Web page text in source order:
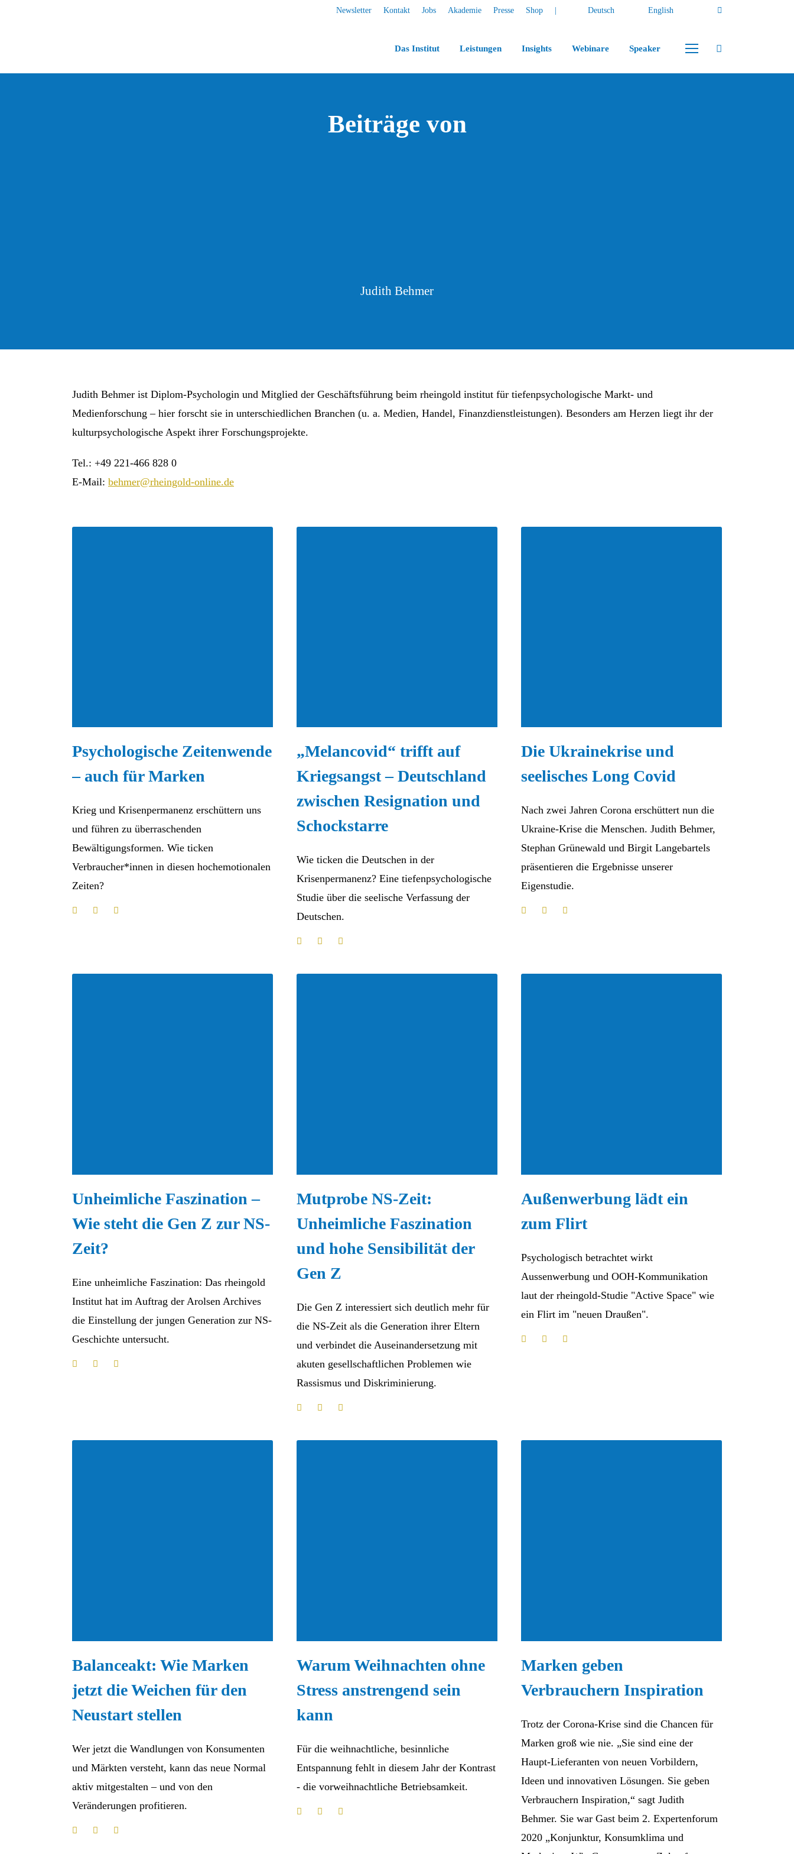
Newsletter Kontakt Jobs Akademie Presse Shop Deutsch English
Das Institut Leistungen Insights Webinare Speaker
Beiträge von
Judith Behmer
Judith Behmer ist Diplom-Psychologin und Mitglied der Geschäftsführung beim rheingold institut für tiefenpsychologische Markt- und
Medienforschung – hier forscht sie in unterschiedlichen Branchen (u. a. Medien, Handel, Finanzdienstleistungen). Besonders am Herzen liegt ihr der
kulturpsychologische Aspekt ihrer Forschungsprojekte.
Tel.: +49 221-466 828 0
E-Mail: behmer@rheingold-online.de
Psychologische Zeitenwende
– auch für Marken
Krieg und Krisenpermanenz erschüttern uns
und führen zu überraschenden
Bewältigungsformen. Wie ticken
Verbraucher*innen in diesen hochemotionalen
Zeiten?
„Melancovid“ trifft auf
Kriegsangst – Deutschland
zwischen Resignation und
Schockstarre
Wie ticken die Deutschen in der
Krisenpermanenz? Eine tiefenpsychologische
Studie über die seelische Verfassung der
Deutschen.
Die Ukrainekrise und
seelisches Long Covid
Nach zwei Jahren Corona erschüttert nun die
Ukraine-Krise die Menschen. Judith Behmer,
Stephan Grünewald und Birgit Langebartels
präsentieren die Ergebnisse unserer
Eigenstudie.
Unheimliche Faszination –
Wie steht die Gen Z zur NS-
Zeit?
Eine unheimliche Faszination: Das rheingold
Institut hat im Auftrag der Arolsen Archives
die Einstellung der jungen Generation zur NS-
Geschichte untersucht.
Mutprobe NS-Zeit:
Unheimliche Faszination
und hohe Sensibilität der
Gen Z
Die Gen Z interessiert sich deutlich mehr für
die NS-Zeit als die Generation ihrer Eltern
und verbindet die Auseinandersetzung mit
akuten gesellschaftlichen Problemen wie
Rassismus und Diskriminierung.
Außenwerbung lädt ein
zum Flirt
Psychologisch betrachtet wirkt
Aussenwerbung und OOH-Kommunikation
laut der rheingold-Studie "Active Space" wie
ein Flirt im "neuen Draußen".
Balanceakt: Wie Marken
jetzt die Weichen für den
Neustart stellen
Wer jetzt die Wandlungen von Konsumenten
und Märkten versteht, kann das neue Normal
aktiv mitgestalten – und von den
Veränderungen profitieren.
Warum Weihnachten ohne
Stress anstrengend sein
kann
Für die weihnachtliche, besinnliche
Entspannung fehlt in diesem Jahr der Kontrast
- die vorweihnachtliche Betriebsamkeit.
Marken geben
Verbrauchern Inspiration
Trotz der Corona-Krise sind die Chancen für
Marken groß wie nie. „Sie sind eine der
Haupt-Lieferanten von neuen Vorbildern,
Ideen und innovativen Lösungen. Sie geben
Verbrauchern Inspiration,“ sagt Judith
Behmer. Sie war Gast beim 2. Expertenforum
2020 „Konjunktur, Konsumklima und